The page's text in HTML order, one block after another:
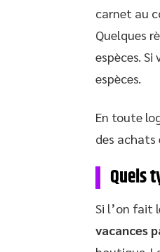
carnet au
Quelques
espèces.
espèces.
En toute
des achats
Quels
Si l’on fait
vacances